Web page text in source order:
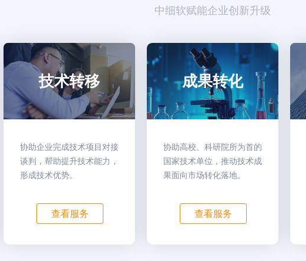
中细软赋能企业创新升级
技术转移
协助企业完成技术项目对接
谈判，帮助提升技术能力，
形成技术优势。
查看服务
成果转化
协助高校、科研院所为首的
国家技术单位，推动技术成
果面向市场转化落地。
查看服务